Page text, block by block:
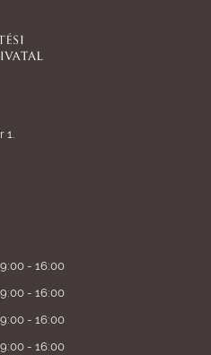
1.
9:00 - 16:00
9:00 - 16:00
9:00 - 16:00
9:00 - 16:00